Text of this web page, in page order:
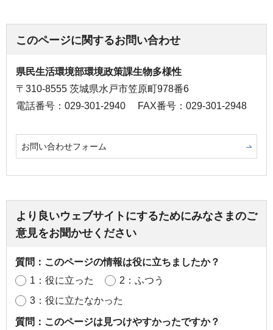
このページに関するお問い合わせ
県民生活環境部環境政策課生物多様性
〒310-8555 茨城県水戸市笠原町978番6
電話番号：029-301-2940
FAX番号：029-301-2948
お問い合わせフォーム
より良いウェブサイトにするためにみなさまのご
意見をお聞かせください
質問：このページの情報は役に立ちましたか？
1：役に立った
2：ふつう
3：役に立たなかった
質問：このページは見つけやすかったですか？